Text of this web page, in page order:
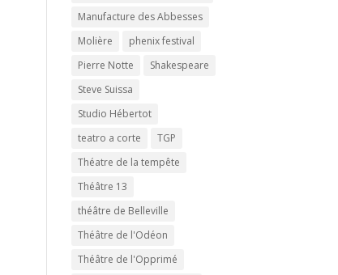
Manufacture des Abbesses
Molière
phenix festival
Pierre Notte
Shakespeare
Steve Suissa
Studio Hébertot
teatro a corte
TGP
Théatre de la tempête
Théâtre 13
théâtre de Belleville
Théâtre de l'Odéon
Théâtre de l'Opprimé